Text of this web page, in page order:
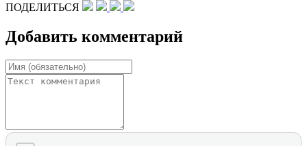
ПОДЕЛИТЬСЯ
Добавить комментарий